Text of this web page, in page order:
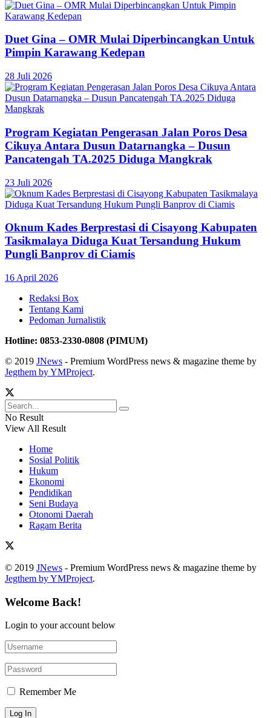
Duet Gina – OMR Mulai Diperbincangkan Untuk
Pimpin Karawang Kedepan
28 Juli 2026
Program Kegiatan Pengerasan Jalan Poros Desa
Cikuya Antara Dusun Datarnangka – Dusun
Pancatengah TA.2025 Diduga Mangkrak
23 Juli 2026
Oknum Kades Berprestasi di Cisayong Kabupaten
Tasikmalaya Diduga Kuat Tersandung Hukum
Pungli Banprov di Ciamis
16 April 2026
Redaksi Box
Tentang Kami
Pedoman Jurnalistik
Hotline: 0853-2330-0808 (PIMUM)
© 2019 JNews - Premium WordPress news & magazine theme by
Jegthem by YMProject.
No Result
View All Result
Home
Sosial Politik
Hukum
Ekonomi
Pendidikan
Seni Budaya
Otonomi Daerah
Ragam Berita
© 2019 JNews - Premium WordPress news & magazine theme by
Jegthem by YMProject.
Welcome Back!
Login to your account below
Remember Me